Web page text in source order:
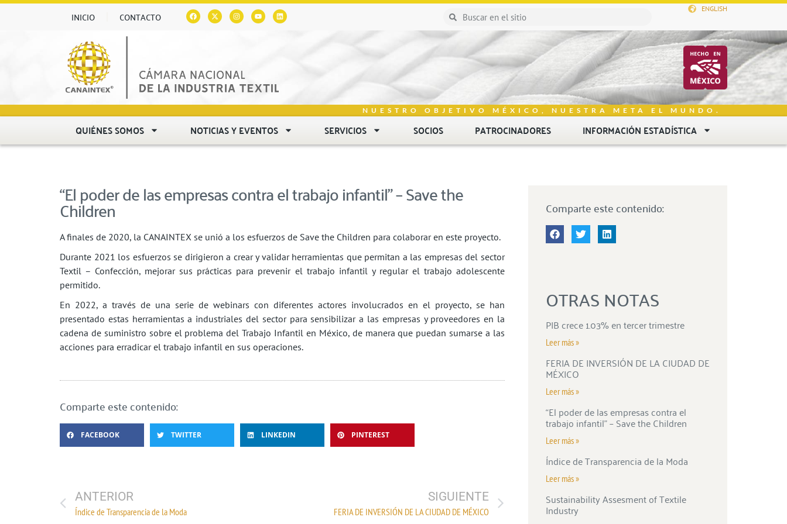
INICIO CONTACTO
ENGLISH
NUESTRO OBJETIVO MÉXICO, NUESTRA META EL MUNDO.
QUIÉNES SOMOS NOTICIAS Y EVENTOS SERVICIOS SOCIOS PATROCINADORES INFORMACIÓN ESTADÍSTICA
“El poder de las empresas contra el trabajo infantil” – Save the
Children
A finales de 2020, la CANAINTEX se unió a los esfuerzos de Save the Children para colaborar en este proyecto.
Durante 2021 los esfuerzos se dirigieron a crear y validar herramientas que permitan a las empresas del sector
Textil – Confección, mejorar sus prácticas para prevenir el trabajo infantil y regular el trabajo adolescente
permitido.
En 2022, a través de una serie de webinars con diferentes actores involucrados en el proyecto, se han
presentado estas herramientas a industriales del sector para sensibilizar a las empresas y proveedores en la
cadena de suministro sobre el problema del Trabajo Infantil en México, de manera que puedan sumarse a las
acciones para erradicar el trabajo infantil en sus operaciones.
Comparte este contenido:
FACEBOOK TWITTER LINKEDIN PINTEREST
ANTERIOR
Índice de Transparencia de la Moda
SIGUIENTE
FERIA DE INVERSIÓN DE LA CIUDAD DE MÉXICO
Comparte este contenido:
OTRAS NOTAS
PIB crece 1.03% en tercer trimestre
Leer más »
FERIA DE INVERSIÓN DE LA CIUDAD DE
MÉXICO
Leer más »
“El poder de las empresas contra el
trabajo infantil” – Save the Children
Leer más »
Índice de Transparencia de la Moda
Leer más »
Sustainability Assesment of Textile
Industry